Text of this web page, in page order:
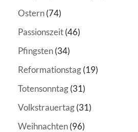
Ostern(74)
Passionszeit(46)
Pfingsten(34)
Reformationstag(19)
Totensonntag(31)
Volkstrauertag(31)
Weihnachten(96)